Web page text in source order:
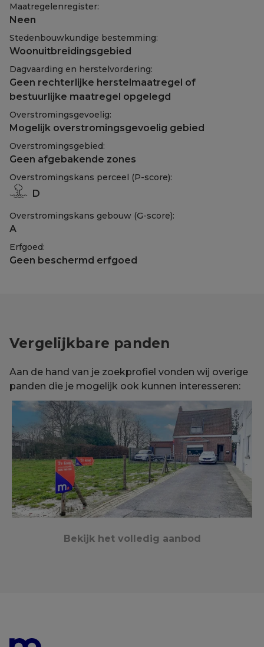
Maatregelenregister:
Neen
Stedenbouwkundige bestemming:
Woonuitbreidingsgebied
Dagvaarding en herstelvordering:
Geen rechterlijke herstelmaatregel of
bestuurlijke maatregel opgelegd
Overstromingsgevoelig:
Mogelijk overstromingsgevoelig gebied
Overstromingsgebied:
Geen afgebakende zones
Overstromingskans perceel (P-score):
D
Overstromingskans gebouw (G-score):
A
Erfgoed:
Geen beschermd erfgoed
Vergelijkbare panden
Aan de hand van je zoekprofiel vonden wij overige
panden die je mogelijk ook kunnen interesseren:
Bekijk het volledig aanbod